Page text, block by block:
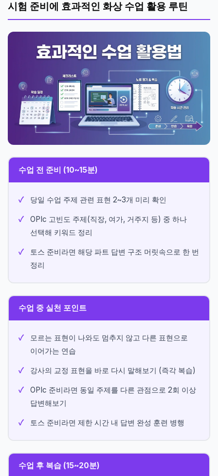
시험 준비에 효과적인 화상 수업 활용 루틴
수업 전 준비 (10~15분)
당일 수업 주제 관련 표현 2~3개 미리 확인
OPIc 고빈도 주제(직장, 여가, 거주지 등) 중 하나
선택해 키워드 정리
토스 준비라면 해당 파트 답변 구조 머릿속으로 한 번
정리
수업 중 실천 포인트
모르는 표현이 나와도 멈추지 않고 다른 표현으로
이어가는 연습
강사의 교정 표현을 바로 다시 말해보기 (즉각 복습)
OPIc 준비라면 동일 주제를 다른 관점으로 2회 이상
답변해보기
토스 준비라면 제한 시간 내 답변 완성 훈련 병행
수업 후 복습 (15~20분)